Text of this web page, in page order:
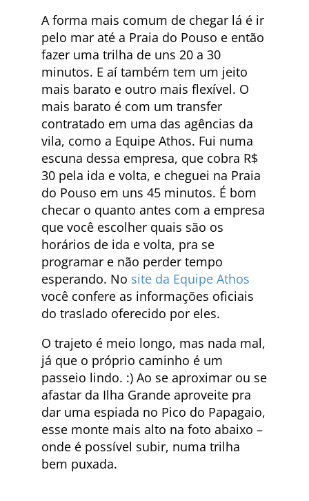
A forma mais comum de chegar lá é ir
pelo mar até a Praia do Pouso e então
fazer uma trilha de uns 20 a 30
minutos. E aí também tem um jeito
mais barato e outro mais flexível. O
mais barato é com um transfer
contratado em uma das agências da
vila, como a Equipe Athos. Fui numa
escuna dessa empresa, que cobra R$
30 pela ida e volta, e cheguei na Praia
do Pouso em uns 45 minutos. É bom
checar o quanto antes com a empresa
que você escolher quais são os
horários de ida e volta, pra se
programar e não perder tempo
esperando. No site da Equipe Athos
você confere as informações oficiais
do traslado oferecido por eles.
O trajeto é meio longo, mas nada mal,
já que o próprio caminho é um
passeio lindo. :) Ao se aproximar ou se
afastar da Ilha Grande aproveite pra
dar uma espiada no Pico do Papagaio,
esse monte mais alto na foto abaixo –
onde é possível subir, numa trilha
bem puxada.